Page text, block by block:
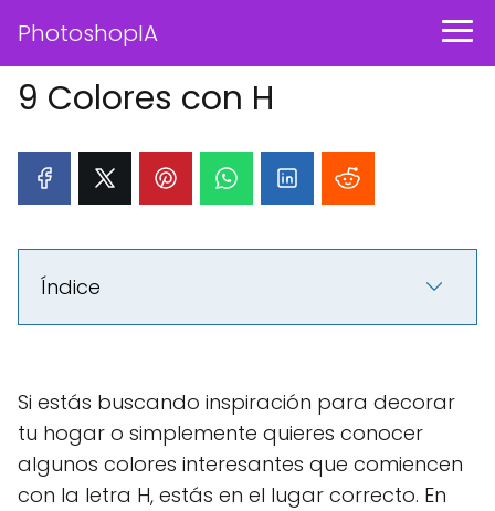
PhotoshopIA
9 Colores con H
Índice
Si estás buscando inspiración para decorar
tu hogar o simplemente quieres conocer
algunos colores interesantes que comiencen
con la letra H, estás en el lugar correcto. En